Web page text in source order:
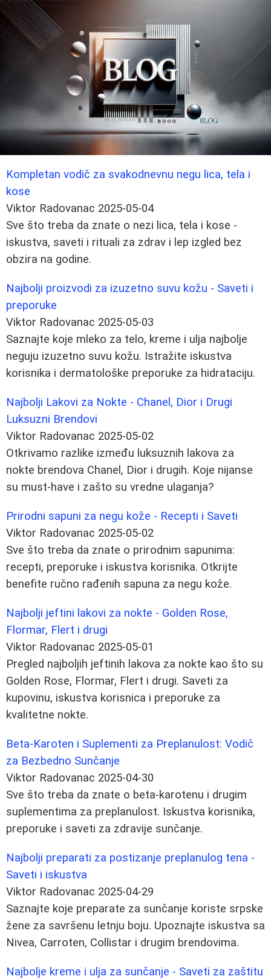
Kompletan vodič za svakodnevnu negu lica, tela i
kose
Viktor Radovanac 2025-05-04
Sve što treba da znate o nezi lica, tela i kose -
iskustva, saveti i rituali za zdrav i lep izgled bez
obzira na godine.
Najbolji proizvodi za izuzetno suvu kožu - Saveti i
preporuke
Viktor Radovanac 2025-05-03
Saznajte koje mleko za telo, kreme i ulja najbolje
neguju izuzetno suvu kožu. Istražite iskustva
korisnika i dermatološke preporuke za hidrataciju.
Najbolji Lakovi za Nokte - Chanel, Dior i Drugi
Luksuzni Brendovi
Viktor Radovanac 2025-05-02
Otkrivamo razlike između luksuznih lakova za
nokte brendova Chanel, Dior i drugih. Koje nijanse
su must-have i zašto su vredne ulaganja?
Prirodni sapuni za negu kože - Recepti i Saveti
Viktor Radovanac 2025-05-02
Sve što treba da znate o prirodnim sapunima:
recepti, preporuke i iskustva korisnika. Otkrijte
benefite ručno rađenih sapuna za negu kože.
Najbolji jeftini lakovi za nokte - Golden Rose,
Flormar, Flert i drugi
Viktor Radovanac 2025-05-01
Pregled najboljih jeftinih lakova za nokte kao što su
Golden Rose, Flormar, Flert i drugi. Saveti za
kupovinu, iskustva korisnica i preporuke za
kvalitetne nokte.
Beta-Karoten i Suplementi za Preplanulost: Vodič
za Bezbedno Sunčanje
Viktor Radovanac 2025-04-30
Sve što treba da znate o beta-karotenu i drugim
suplementima za preplanulost. Iskustva korisnika,
preporuke i saveti za zdravije sunčanje.
Najbolji preparati za postizanje preplanulog tena -
Saveti i iskustva
Viktor Radovanac 2025-04-29
Saznajte koje preparate za sunčanje koriste srpske
žene za savršenu letnju boju. Upoznajte iskustva sa
Nivea, Carroten, Collistar i drugim brendovima.
Najbolje kreme i ulja za sunčanje - Saveti za zaštitu